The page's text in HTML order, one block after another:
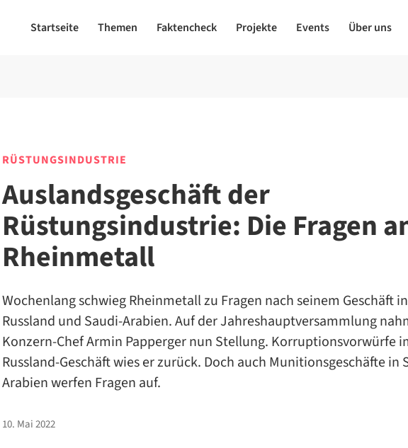
Startseite Themen Faktencheck Projekte Events Über uns
RÜSTUNGSINDUSTRIE
Auslandsgeschäft der
Rüstungsindustrie: Die Fragen
Rheinmetall
Wochenlang schwieg Rheinmetall zu Fragen nach seinem Geschäft in
Russland und Saudi-Arabien. Auf der Jahreshauptversammlung
Konzern-Chef Armin Papperger nun Stellung. Korruptionsvorwürfe
Russland-Geschäft wies er zurück. Doch auch Munitionsgeschäfte in
Arabien werfen Fragen auf.
10. Mai 2022